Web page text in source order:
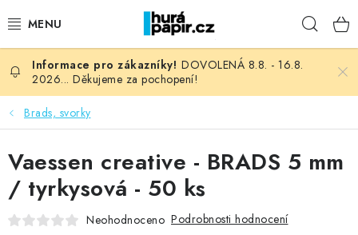
na
NOVINKY
HURÁ DÍLNA
VŠECHNO ZBOŽÍ
KNIHAŘSKÝ MATERIÁL
DOVOLENÁ 8.8. - 16.8.
2026... Děkujeme za pochopení!
Brads, svorky
Vaessen creative - BRADS 5 mm
/ tyrkysová - 50 ks
Neohodnoceno Podrobnosti hodnocení